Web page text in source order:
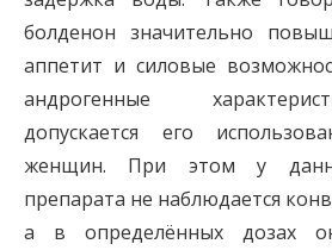
болденон значительно
аппетит и силовые
андрогенные
допускается его
женщин. При этом у
препарата не наблюдается
а в определённых дозах